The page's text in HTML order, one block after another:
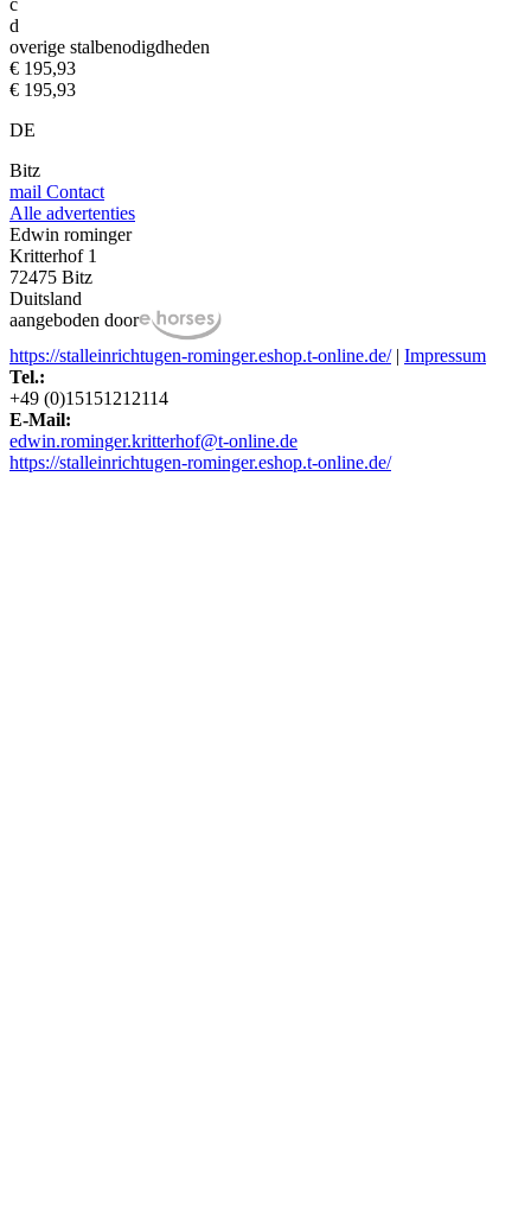
c
d
overige stalbenodigdheden
€ 195,93
€ 195,93
DE
Bitz
mail Contact
Alle advertenties
Edwin rominger
Kritterhof 1
72475 Bitz
Duitsland
aangeboden door
https://stalleinrichtugen-rominger.eshop.t-online.de/ | Impressum
Tel.:
+49 (0)15151212114
E-Mail:
edwin.rominger.kritterhof@t-online.de
https://stalleinrichtugen-rominger.eshop.t-online.de/